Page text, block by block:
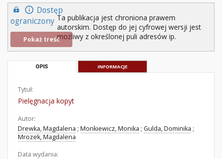
Dostęp
ograniczony
Pokaż treść
Ta publikacja jest chroniona prawem
autorskim. Dostęp do jej cyfrowej wersji jest
możliwy z określonej puli adresów ip.
OPIS INFORMACJE
Tytuł:
Pielęgnacja kopyt
Autor:
Drewka, Magdalena ; Monkiewicz, Monika ; Gulda, Dominika ;
Mrozek, Magdalena
Data wydania: